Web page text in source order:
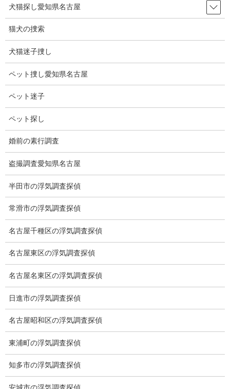
アイスクリームが食べたくなりました。
食べたことのないお店を探していると、美味しそうな画像が沢山
何県かなあと思ったら、イギリスのロンドンです。
流石にナビをセットしてもたどり着けません。
コロナ禍が終息したら絶対に行ってみたいです。
他にも素敵なお店や美味しそうなアイスクリームが沢山ありま
す。
今日のところはロンドンのアモリーノは忘れて、サーティワンに
行きました。
カテゴリー ブログ
前の記事
世界一大きいチョコバー
犬猫探し愛知県名古屋
猫犬の捜索
犬猫迷子捜し
ペット捜し愛知県名古屋
ペット迷子
ペット探し
婚前の素行調査
盗撮調査愛知県名古屋
半田市の浮気調査探偵
常滑市の浮気調査探偵
名古屋千種区の浮気調査探偵
名古屋東区の浮気調査探偵
名古屋名東区の浮気調査探偵
日進市の浮気調査探偵
名古屋昭和区の浮気調査探偵
東浦町の浮気調査探偵
知多市の浮気調査探偵